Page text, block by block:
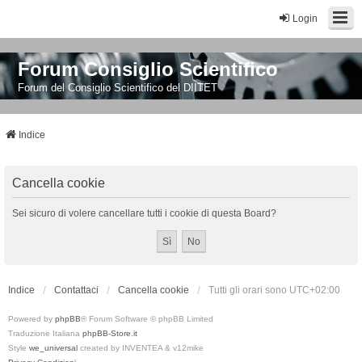
Login
Forum Consiglio Scientifico
Forum del Consiglio Scientifico del DIITET
Indice
Cancella cookie
Sei sicuro di volere cancellare tutti i cookie di questa Board?
Indice Contattaci Cancella cookie Tutti gli orari sono UTC+02:00
Powered by phpBB® Forum Software © phpBB Limited
Traduzione Italiana phpBB-Store.it
Style we_universal created by INVENTEA & v12mike